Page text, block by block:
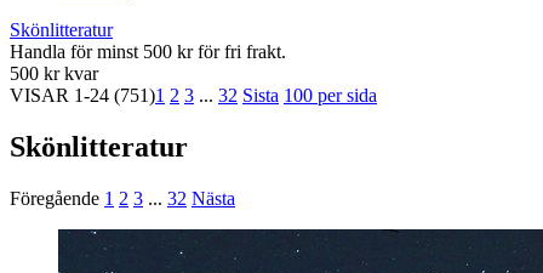
Skönlitteratur
Handla för minst 500 kr för fri frakt.
500 kr kvar
VISAR 1-24 (751)1 2 3 ... 32 Sista 100 per sida
Skönlitteratur
Föregående 1 2 3 ... 32 Nästa